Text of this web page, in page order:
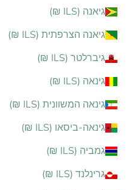
גיאנה (ILS ₪)
גיאנה הצרפתית (ILS ₪)
גיברלטר (ILS ₪)
גינאה (ILS ₪)
גינאה המשוונית (ILS ₪)
גינאה-ביסאו (ILS ₪)
גמביה (ILS ₪)
גרינלנד (ILS ₪)